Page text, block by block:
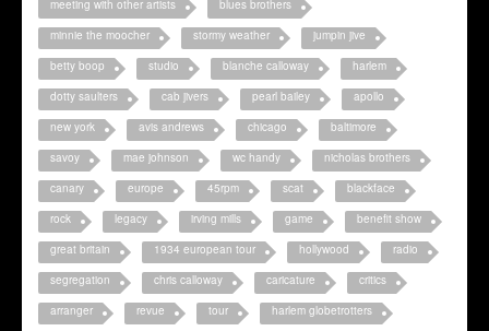
meeting with other artists
blues brothers
minnie the moocher
stormy weather
jumpin jive
betty boop
studio blanche calloway
harlem
dotty saulters
cab jivers pearl bailey
apollo
new york
avis andrews chicago
baltimore
savoy
mae johnson wc handy
nicholas brothers
canary
europe 45rpm scat
blackface
rock
legacy irving mills game
benefit show
great britain
1934 european tour hollywood
radio
segregation
chris calloway caricature
critics
arranger
revue tour
harlem globetrotters